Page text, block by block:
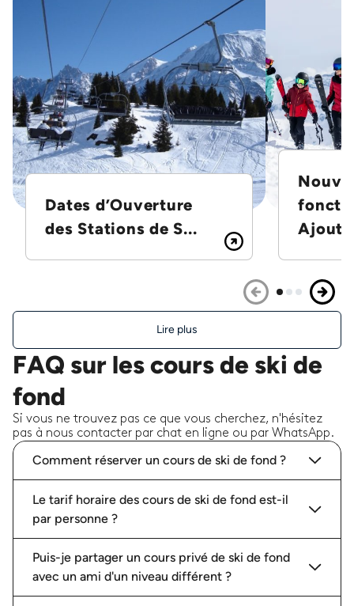
Dates d’Ouverture
des Stations de S...
Lire plus
FAQ sur les cours de ski de
fond
Si vous ne trouvez pas ce que vous cherchez, n'hésitez
pas à nous contacter par chat en ligne ou par WhatsApp.
Comment réserver un cours de ski de fond ?
Le tarif horaire des cours de ski de fond est-il
par personne ?
Puis-je partager un cours privé de ski de fond
avec un ami d'un niveau différent ?